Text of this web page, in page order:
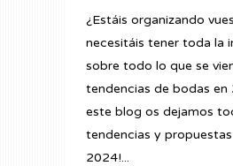
¿Estáis organizando
necesitáis tener toda la
sobre todo lo que se
tendencias de bodas en
este blog os dejamos
tendencias y
2024!...